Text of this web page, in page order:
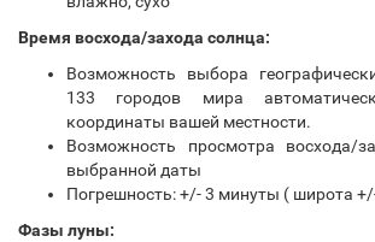
Время восхода/захода солнца:
Возможность выбора
133 городов мира
координаты вашей местности.
Возможность просмотра восхода/
выбранной даты
Погрешность: +/- 3 минуты ( широта
Фазы луны: